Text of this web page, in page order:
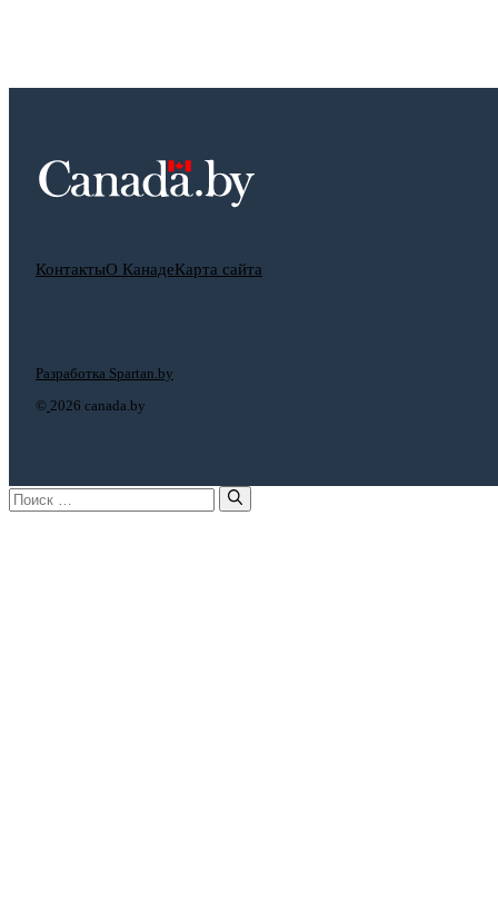
КонтактыО КанадеКарта сайта
© 2026 canada.by
Разработка Spartan.by
Поиск: